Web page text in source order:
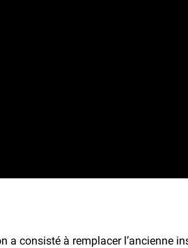
a consisté à remplacer l’ancienne